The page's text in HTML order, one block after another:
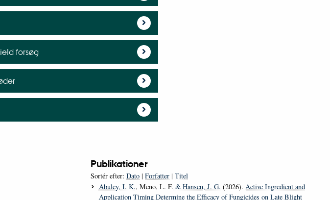
forsøg
Publikationer
Sortér efter: Dato | Forfatter | Titel
Abuley, I. K., Meno, L. F. & Hansen, J. G. (2026). Active Ingredient and
Application Timing Determine the Efficacy of Fungicides on Late Blight